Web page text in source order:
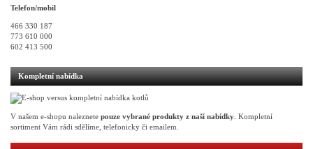
Telefon/mobil
466 330 187
773 610 000
602 413 500
Kompletní nabídka
V našem e-shopu naleznete pouze vybrané produkty z naší nabídky . Kompletní
sortiment Vám rádi sdělíme, telefonicky či emailem.